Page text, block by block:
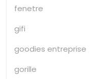
fenetre
gifi
goodies entreprise
gorille